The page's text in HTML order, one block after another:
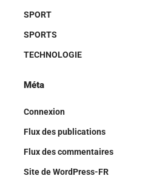
SPORT
SPORTS
TECHNOLOGIE
Méta
Connexion
Flux des publications
Flux des commentaires
Site de WordPress-FR